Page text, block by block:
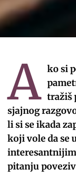
A ko si
tražiš
sjajnog
li si se ikada
koji vole da se
pitanju